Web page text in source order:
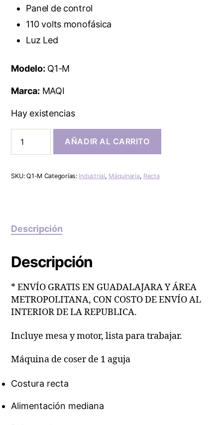
Panel de control
110 volts monofásica
Luz Led
Modelo: Q1-M
Marca: MAQI
Hay existencias
AÑADIR AL CARRITO
SKU:Q1-M Categorías: Industrial, Máquinaria, Recta
Descripción
Descripción
* ENVÍO GRATIS EN GUADALAJARA Y ÁREA
METROPOLITANA, CON COSTO DE ENVÍO AL
INTERIOR DE LA REPUBLICA.
Incluye mesa y motor, lista para trabajar.
Máquina de coser de 1 aguja
Costura recta
Alimentación mediana